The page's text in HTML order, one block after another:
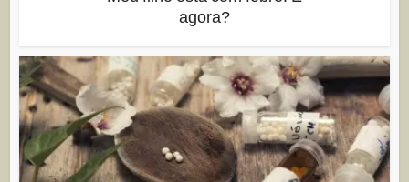
agora?